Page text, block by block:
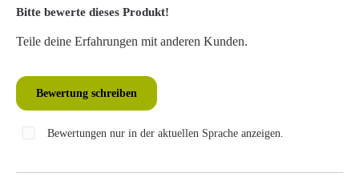
Durchschnittliche Bewertung von 0 von 5 Sternen
Bitte bewerte dieses Produkt!
Teile deine Erfahrungen mit anderen Kunden.
Bewertung schreiben
Bewertungen nur in der aktuellen Sprache anzeigen.